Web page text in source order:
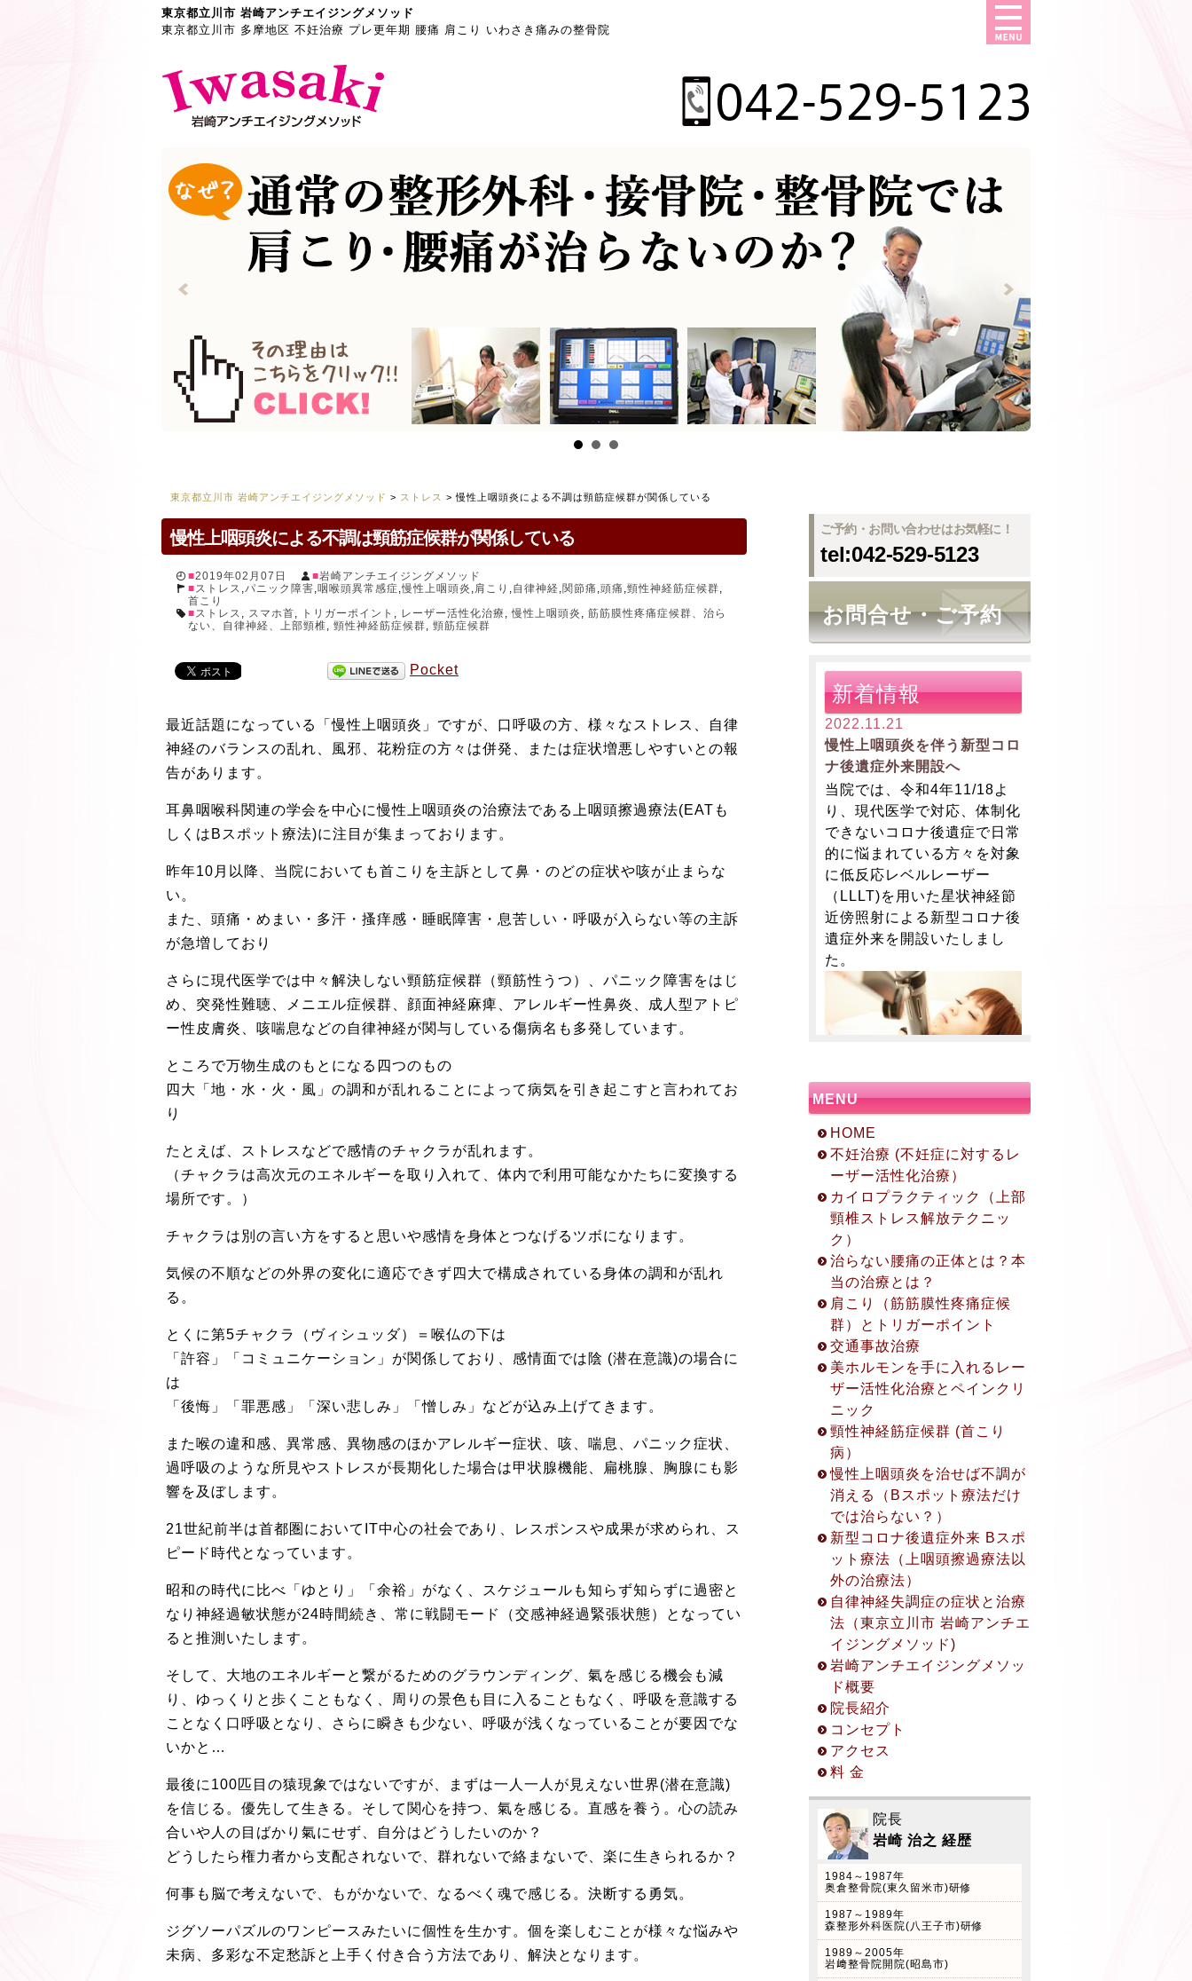
東京都立川市 岩崎アンチエイジングメソッド
東京都立川市 多摩地区 不妊治療 プレ更年期 腰痛 肩こり いわさき痛みの整骨院
東京都立川市 岩崎アンチエイジングメソッド > ストレス >慢性上咽頭炎による不調は頸筋症候群が関係している
慢性上咽頭炎による不調は頸筋症候群が関係している
2019年02月07日
岩崎アンチエイジングメソッド
ストレス ,パニック障害,咽喉頭異常感症,慢性上咽頭炎 ,肩こり ,自律神経,関節痛 ,頭痛 ,頸性神経筋症候群,
首こり
ストレス , スマホ首, トリガーポイント , レーザー活性化治療,慢性上咽頭炎 , 筋筋膜性疼痛症候群、治ら
ない、自律神経、上部頸椎, 頸性神経筋症候群, 頸筋症候群
Pocket
最近話題になっている「慢性上咽頭炎」ですが、口呼吸の方、様々なストレス、自律
神経のバランスの乱れ、風邪、花粉症の方々は併発、または症状増悪しやすいとの報
告があります。
耳鼻咽喉科関連の学会を中心に慢性上咽頭炎の治療法である上咽頭擦過療法(EATも
しくはBスポット療法)に注目が集まっております。
昨年10月以降、当院においても首こりを主訴として鼻・のどの症状や咳が止まらな
い。
また、頭痛・めまい・多汗・搔痒感・睡眠障害・息苦しい・呼吸が入らない等の主訴
が急増しており
さらに現代医学では中々解決しない頸筋症候群（頸筋性うつ）、パニック障害をはじ
め、突発性難聴、メニエル症候群、顔面神経麻痺、アレルギー性鼻炎、成人型アトピ
ー性皮膚炎、咳喘息などの自律神経が関与している傷病名も多発しています。
ところで万物生成のもとになる四つのもの
四大「地・水・火・風」の調和が乱れることによって病気を引き起こすと言われてお
り
たとえば、ストレスなどで感情のチャクラが乱れます。
（チャクラは高次元のエネルギーを取り入れて、体内で利用可能なかたちに変換する
場所です。）
チャクラは別の言い方をすると思いや感情を身体とつなげるツボになります。
気候の不順などの外界の変化に適応できず四大で構成されている身体の調和が乱れ
る。
とくに第5チャクラ（ヴィシュッダ）＝喉仏の下は
「許容」「コミュニケーション」が関係しており、感情面では陰 (潜在意識)の場合に
は
「後悔」「罪悪感」「深い悲しみ」「憎しみ」などが込み上げてきます。
また喉の違和感、異常感、異物感のほかアレルギー症状、咳、喘息、パニック症状、
過呼吸のような所見やストレスが長期化した場合は甲状腺機能、扁桃腺、胸腺にも影
響を及ぼします。
21世紀前半は首都圏においてIT中心の社会であり、レスポンスや成果が求められ、ス
ピード時代となっています。
昭和の時代に比べ「ゆとり」「余裕」がなく、スケジュールも知らず知らずに過密と
なり神経過敏状態が24時間続き、常に戦闘モード（交感神経過緊張状態）となってい
ると推測いたします。
そして、大地のエネルギーと繋がるためのグラウンディング、氣を感じる機会も減
り、ゆっくりと歩くこともなく、周りの景色も目に入ることもなく、呼吸を意識する
ことなく口呼吸となり、さらに瞬きも少ない、呼吸が浅くなっていることが要因でな
いかと…
最後に100匹目の猿現象ではないですが、まずは一人一人が見えない世界(潜在意識)
を信じる。優先して生きる。そして関心を持つ、氣を感じる。直感を養う。心の読み
合いや人の目ばかり氣にせず、自分はどうしたいのか？
どうしたら権力者から支配されないで、群れないで絡まないで、楽に生きられるか？
何事も脳で考えないで、もがかないで、なるべく魂で感じる。決断する勇気。
ジグソーパズルのワンピースみたいに個性を生かす。個を楽しむことが様々な悩みや
未病、多彩な不定愁訴と上手く付き合う方法であり、解決となります。
ご予約・お問い合わせはお気軽に！
tel:042-529-5123
お問合せ・ご予約
新着情報
2022.11.21
慢性上咽頭炎を伴う新型コロ
ナ後遺症外来開設へ
当院では、令和4年11/18よ
り、現代医学で対応、体制化
できないコロナ後遺症で日常
的に悩まれている方々を対象
に低反応レベルレーザー
（LLLT)を用いた星状神経節
近傍照射による新型コロナ後
遺症外来を開設いたしまし
た。
2022.8.19
初回限定！「電話相談・オン
ラインカウンセリング」開設
について
初回限定！「電話相談・オン
ラインカウンセリング」開設
について ◎アクセス方法
※(①〜③から1つお選び下さ
い。) ① 電話相談 (30分無
料) ② ZOOMカウンセリング
(45分無料) ③ LINEビデオ通
話カウンセリング (45分無
料) ◎お申込み方法 ① 立川
院予約受付 042-529-5123
※受付時間 10:00〜17:00
(火曜日を除く平日のみ対
応) ② お問い合わせフォーム
からのご予約
2022.2.7
自律神経美容術(フェイステ
クニック)のご案内
院長岩崎治之は以前美容外科
トータルビューティーラボ久
保田潤一郎クリニック(東池
袋)カイロプラクティック外
来開設していた経験をもと
MENU
HOME
不妊治療 (不妊症に対するレ
ーザー活性化治療）
カイロプラクティック（上部
頸椎ストレス解放テクニッ
ク）
治らない腰痛の正体とは？本
当の治療とは？
肩こり（筋筋膜性疼痛症候
群）とトリガーポイント
交通事故治療
美ホルモンを手に入れるレー
ザー活性化治療とペインクリ
ニック
頸性神経筋症候群 (首こり
病）
慢性上咽頭炎を治せば不調が
消える（Bスポット療法だけ
では治らない？）
新型コロナ後遺症外来 Bスポ
ット療法（上咽頭擦過療法以
外の治療法）
自律神経失調症の症状と治療
法（東京立川市 岩崎アンチエ
イジングメソッド)
岩崎アンチエイジングメソッ
ド概要
院長紹介
コンセプト
アクセス
料 金
院長
岩崎 治之 経歴
1984～1987年
奥倉整骨院(東久留米市)研修
1987～1989年
森整形外科医院(八王子市)研修
1989～2005年
岩﨑整骨院開院(昭島市)